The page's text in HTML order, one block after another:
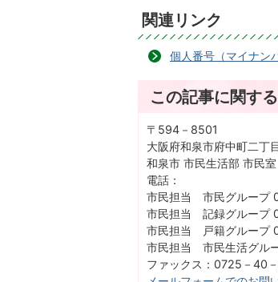
関連リンク
個人番号（マイナン
この記事に関す
〒594－8501
大阪府和泉市府中町二丁
和泉市 市民生活部 市民室
電話：
市民担当 市民グループ
市民担当 記録グループ
市民担当 戸籍グループ
市民担当 市民生活グル
ファックス：0725－40